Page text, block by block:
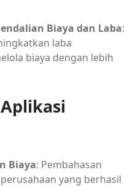
Biaya dan Laba:
laba
biaya dengan lebih
Biaya: Pembahasan
yang berhasil